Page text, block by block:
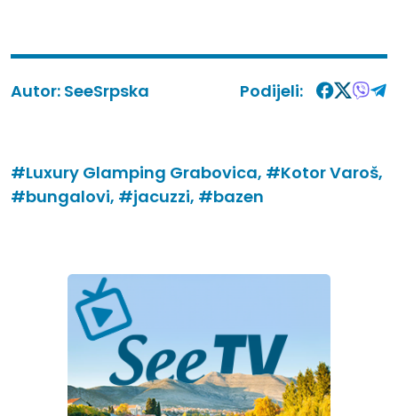
Autor: SeeSrpska Podijeli:
#Luxury Glamping Grabovica, #Kotor Varoš,
#bungalovi, #jacuzzi, #bazen